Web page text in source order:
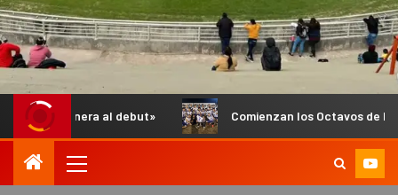
debut» Comienzan los Octavos de Final del Anual